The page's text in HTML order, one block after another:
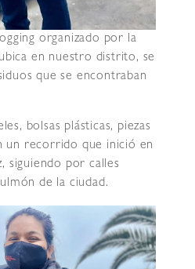
organizado por la
en nuestro distrito, se
que se encontraban
bolsas plásticas, piezas
un recorrido que inició en
siguiendo por calles
de la ciudad.